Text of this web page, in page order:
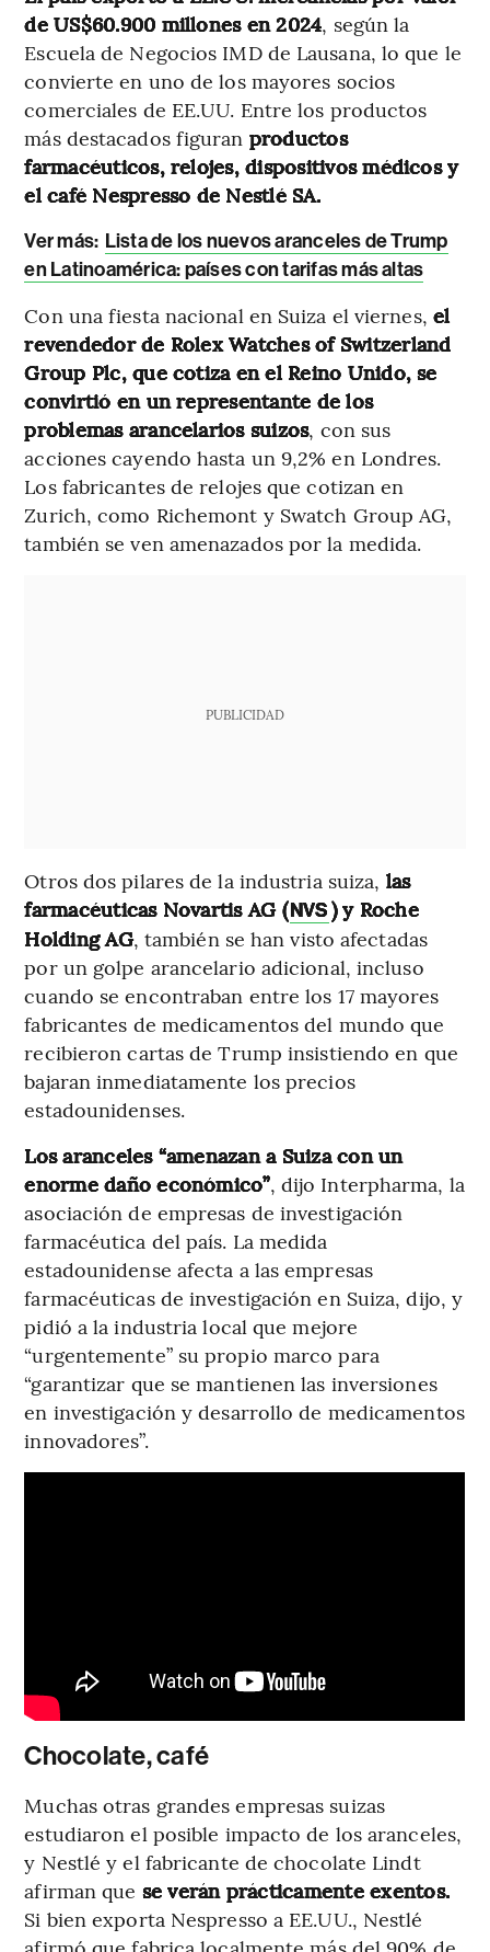
de US$60.900 millones en 2024, según la
Escuela de Negocios IMD de Lausana, lo que le
convierte en uno de los mayores socios
comerciales de EE.UU. Entre los productos
más destacados figuran productos
farmacéuticos, relojes, dispositivos médicos y
el café Nespresso de Nestlé SA.
Ver más: Lista de los nuevos aranceles de Trump
en Latinoamérica: países con tarifas más altas
Con una fiesta nacional en Suiza el viernes, el
revendedor de Rolex Watches of Switzerland
Group Plc, que cotiza en el Reino Unido, se
convirtió en un representante de los
problemas arancelarios suizos, con sus
acciones cayendo hasta un 9,2% en Londres.
Los fabricantes de relojes que cotizan en
Zurich, como Richemont y Swatch Group AG,
también se ven amenazados por la medida.
PUBLICIDAD
Otros dos pilares de la industria suiza, las
farmacéuticas Novartis AG (NVS) y Roche
Holding AG, también se han visto afectadas
por un golpe arancelario adicional, incluso
cuando se encontraban entre los 17 mayores
fabricantes de medicamentos del mundo que
recibieron cartas de Trump insistiendo en que
bajaran inmediatamente los precios
estadounidenses.
Los aranceles “amenazan a Suiza con un
enorme daño económico”, dijo Interpharma, la
asociación de empresas de investigación
farmacéutica del país. La medida
estadounidense afecta a las empresas
farmacéuticas de investigación en Suiza, dijo, y
pidió a la industria local que mejore
“urgentemente” su propio marco para
“garantizar que se mantienen las inversiones
en investigación y desarrollo de medicamentos
innovadores”.
Chocolate, café
Muchas otras grandes empresas suizas
estudiaron el posible impacto de los aranceles,
y Nestlé y el fabricante de chocolate Lindt
afirman que se verán prácticamente exentos.
Si bien exporta Nespresso a EE.UU., Nestlé
afirmó que fabrica localmente más del 90% de